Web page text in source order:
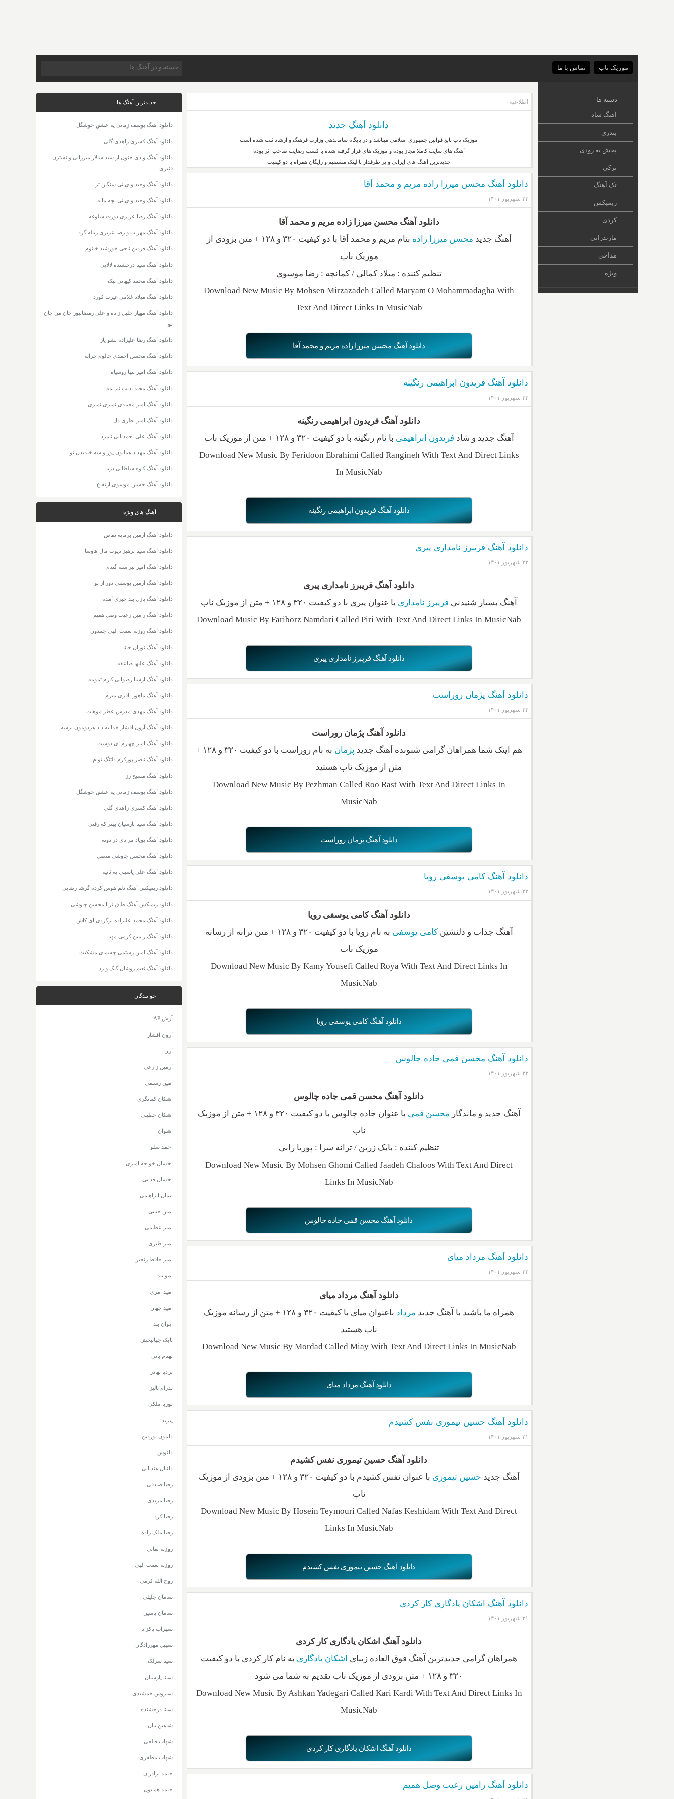
موزیک ناب تماس با ما
اطلاعیه
دانلود آهنگ جدید
موزیک ناب تابع قوانین جمهوری اسلامی میباشد و در پایگاه ساماندهی وزارت فرهنگ و ارشاد ثبت شده است
آهنگ های سایت کاملا مجاز بوده و موزیک های قرار گرفته شده با کسب رضایت صاحب اثر بوده
جدیدترین آهنگ های ایرانی و پر طرفدار با لینک مستقیم و رایگان همراه با دو کیفیت
دانلود آهنگ محسن میرزا زاده مریم و محمد آقا
۲۲ شهریور ۱۴۰۱
دانلود آهنگ محسن میرزا زاده مریم و محمد آقا
آهنگ جدید محسن میرزا زاده
بنام مریم و محمد آقا با دو کیفیت ۳۲۰ و ۱۲۸ + متن بزودی از
موزیک ناب
تنظیم کننده : میلاد کمالی / کمانچه : رضا موسوی
Download New Music By Mohsen Mirzazadeh Called Maryam O Mohammadagha With
Text And Direct Links In MusicNab
دانلود آهنگ محسن میرزا زاده مریم و محمد آقا
دانلود آهنگ فریدون ابراهیمی رنگینه
۲۲ شهریور ۱۴۰۱
دانلود آهنگ فریدون ابراهیمی رنگینه
آهنگ جدید و شاد فریدون ابراهیمی با نام رنگینه با دو کیفیت ۳۲۰ و ۱۲۸ + متن از موزیک ناب
Download New Music By Feridoon Ebrahimi Called Rangineh With Text And Direct Links
In MusicNab
دانلود آهنگ فریدون ابراهیمی رنگینه
دانلود آهنگ فریبرز نامداری پیری
۲۲ شهریور ۱۴۰۱
دانلود آهنگ فریبرز نامداری پیری
آهنگ بسیار شنیدنی فریبرز نامداری با عنوان پیری با دو کیفیت ۳۲۰ و ۱۲۸ + متن از موزیک ناب
Download Music By Fariborz Namdari Called Piri With Text And Direct Links In MusicNab
دانلود آهنگ فریبرز نامداری پیری
دانلود آهنگ پژمان روراست
۲۲ شهریور ۱۴۰۱
دانلود آهنگ پژمان روراست
هم اینک شما همراهان گرامی شنونده آهنگ جدید پژمان
به نام روراست با دو کیفیت ۳۲۰ و ۱۲۸ +
متن از موزیک ناب هستید
Download New Music By Pezhman Called Roo Rast With Text And Direct Links In
MusicNab
دانلود آهنگ پژمان روراست
دانلود آهنگ کامی یوسفی رویا
۲۲ شهریور ۱۴۰۱
دانلود آهنگ کامی یوسفی رویا
آهنگ جذاب و دلنشینکامی یوسفی
به نام رویا با دو کیفیت ۳۲۰ و ۱۲۸ + متن ترانه از رسانه
موزیک ناب
Download New Music By Kamy Yousefi Called Roya With Text And Direct Links In
MusicNab
دانلود آهنگ کامی یوسفی رویا
دانلود آهنگ محسن قمی جاده چالوس
۲۲ شهریور ۱۴۰۱
دانلود آهنگ محسن قمی جاده چالوس
آهنگ جدید و ماندگار محسن قمی
با عنوان جاده چالوس با دو کیفیت ۳۲۰ و ۱۲۸ + متن از موزیک
ناب
تنظیم کننده : بابک زرین / ترانه سرا : پوریا رابی
Download New Music By Mohsen Ghomi Called Jaadeh Chaloos With Text And Direct
Links In MusicNab
دانلود آهنگ محسن قمی جاده چالوس
دانلود آهنگ مرداد میای
۲۲ شهریور ۱۴۰۱
دانلود آهنگ مرداد میای
همراه ما باشید با آهنگ جدید مرداد
باعنوان میای با کیفیت ۳۲۰ و ۱۲۸ + متن از رسانه موزیک
ناب هستید
Download New Music By Mordad Called Miay With Text And Direct Links In MusicNab
دانلود آهنگ مرداد میای
دانلود آهنگ حسین تیموری نفس کشیدم
۲۱ شهریور ۱۴۰۱
دانلود آهنگ حسین تیموری نفس کشیدم
آهنگ جدید حسین تیموری
با عنوان نفس کشیدم با دو کیفیت ۳۲۰ و ۱۲۸ + متن بزودی از موزیک
ناب
Download New Music By Hosein Teymouri Called Nafas Keshidam With Text And Direct
Links In MusicNab
دانلود آهنگ حسین تیموری نفس کشیدم
دانلود آهنگ اشکان یادگاری کار کردی
۲۱ شهریور ۱۴۰۱
دانلود آهنگ اشکان یادگاری کار کردی
همراهان گرامی جدیدترین آهنگ فوق العاده زیبای اشکان یادگاری به نام کار کردی با دو کیفیت
۳۲۰ و ۱۲۸ + متن بزودی از موزیک ناب تقدیم به شما می شود
Download New Music By Ashkan Yadegari Called Kari Kardi With Text And Direct Links In
MusicNab
دانلود آهنگ اشکان یادگاری کار کردی
دانلود آهنگ رامین رعیت وصل همیم
جدیدترین آهنگ ها
دانلود آهنگ یوسف زمانی یه عشق خوشگل
دانلود آهنگ کسری زاهدی گلی
دانلود آهنگ وادی جنون از سید سالار میرزایی و نسترن
قنبری
دانلود آهنگ وحید وای تی سنگین تر
دانلود آهنگ وحید وای تی بچه مایه
دانلود آهنگ رضا عزیزی دورت شلوغه
دانلود آهنگ مهراب و رضا عزیزی زباله گرد
دانلود آهنگ فردین ناجی خورشید خانوم
دانلود آهنگ سینا درخشنده لالایی
دانلود آهنگ محمد کیهانی پیک
دانلود آهنگ میلاد غلامی غیرت کورد
دانلود آهنگ مهیار خلیل زاده و علی رمضانپور جان من جان
تو
دانلود آهنگ رضا علیزاده نشو یار
دانلود آهنگ محسن احمدی حالوم خرابه
دانلود آهنگ امیر تنها روسیاه
دانلود آهنگ مجید ادیب نم نمه
دانلود آهنگ امیر محمدی نمیری نمیری
دانلود آهنگ امیر نظری دل
دانلود آهنگ علی احمدیانی نامرد
دانلود آهنگ مهداد همایون پور واسه خندیدن تو
دانلود آهنگ کاوه سلطانی دریا
دانلود آهنگ حسین موسوی ارتفاع
آهنگ های ویژه
دانلود آهنگ آرمین برمایه تقاص
دانلود آهنگ سینا پرهیز دیوت مال هاوسا
دانلود آهنگ امیر پیراسته گندم
دانلود آهنگ آرمین یوسفی دور از تو
دانلود آهنگ پازل بند خبری آمده
دانلود آهنگ رامین رعیت وصل همیم
دانلود آهنگ روزبه نعمت الهی چمدون
دانلود آهنگ نوران جانا
دانلود آهنگ علیها صاعقه
دانلود آهنگ ارشیا رضوانی کارم تمومه
دانلود آهنگ ماهور باقری میرم
دانلود آهنگ مهدی مدرس عطر موهات
دانلود آهنگ آرون افشار خدا به داد هردومون برسه
دانلود آهنگ امیر چهارم ای دوست
دانلود آهنگ ناصر پورکرم دلتنگ توام
دانلود آهنگ مسیح رز
دانلود آهنگ یوسف زمانی یه عشق خوشگل
دانلود آهنگ کسری زاهدی گلی
دانلود آهنگ سینا پارسیان بهتر که رفتی
دانلود آهنگ پویاد مرادی در دونه
دانلود آهنگ محسن چاوشی متصل
دانلود آهنگ علی یاسینی یه ثانیه
دانلود ریمیکس آهنگ دلم هوس کرده گرشا رضایی
دانلود ریمیکس آهنگ طاق ثریا محسن چاوشی
دانلود آهنگ محمد علیزاده برگردی ای کاش
دانلود آهنگ رامین کرمی مهیا
دانلود آهنگ امین رستمی چشمای مشکیت
دانلود آهنگ نعیم روشان گنگ و رد
خوانندگان
آرش AP
آرون افشار
آرن
آرمین زارعی
امین رستمی
اشکان کمانگری
اشکان خطیبی
اشوان
احمد سلو
احسان خواجه امیری
احسان فدایی
ایمان ابراهیمی
امین حبیبی
امیر عظیمی
امیر طبری
امیر حافظ رنجبر
امو بند
امید آمری
امید جهان
ایوان بند
بابک جهانبخش
بهنام بانی
بردیا بهادر
پدرام پالیز
پوریا ملکی
پیربد
دامون نوردین
دانوش
دانیال هندیانی
رضا صادقی
رضا مریدی
رضا کرد
رضا ملک زاده
روزبه بمانی
روزبه نعمت الهی
روح الله کرمی
سامان جلیلی
سامان یاسین
سهراب پاکزاد
سهیل مهرزادگان
سینا سرلک
سینا پارسیان
سیروس جمشیدی
سینا درخشنده
شاهین بنان
شهاب فالجی
شهاب مظفری
حامد برادران
حامد همایون
دسته ها
آهنگ شاد
بندری
پخش به زودی
ترکی
تک آهنگ
ریمیکس
کردی
مازندرانی
مداحی
ویژه